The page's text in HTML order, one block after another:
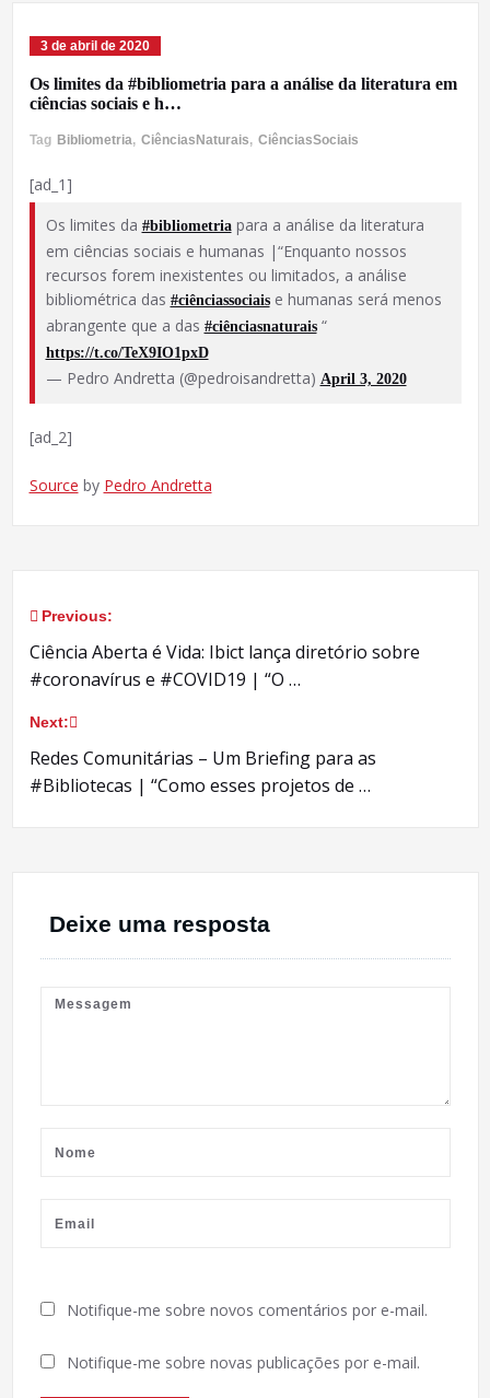
3 de abril de 2020
Os limites da #bibliometria para a análise da literatura em
ciências sociais e h…
Tag Bibliometria, CiênciasNaturais, CiênciasSociais
[ad_1]
Os limites da #bibliometriapara a análise da literatura
em ciências sociais e humanas |“Enquanto nossos
recursos forem inexistentes ou limitados, a análise
bibliométrica das #ciênciassociaise humanas será menos
abrangente que a das #ciênciasnaturais“
https://t.co/TeX9IO1pxD
— Pedro Andretta (@pedroisandretta) April 3, 2020
[ad_2]
Source by Pedro Andretta
Navegação
de
Post
Previous:
Ciência Aberta é Vida: Ibict lança diretório sobre
#coronavírus e #COVID19 | “O …
Next:
Redes Comunitárias – Um Briefing para as
#Bibliotecas | “Como esses projetos de …
Deixe uma resposta
Notifique-me sobre novos comentários por e-mail.
Notifique-me sobre novas publicações por e-mail.